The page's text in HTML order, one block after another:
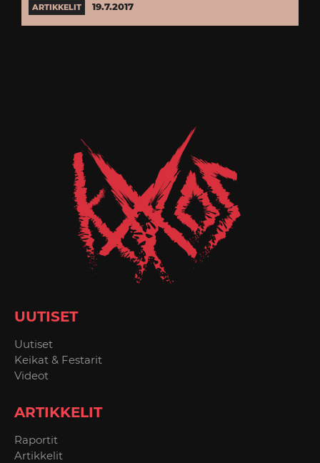
ARTIKKELIT 19.7.2017
UUTISET
Uutiset
Keikat & Festarit
Videot
ARTIKKELIT
Raportit
Artikkelit